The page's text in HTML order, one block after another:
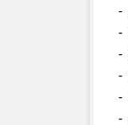
-
-
-
-
-
-